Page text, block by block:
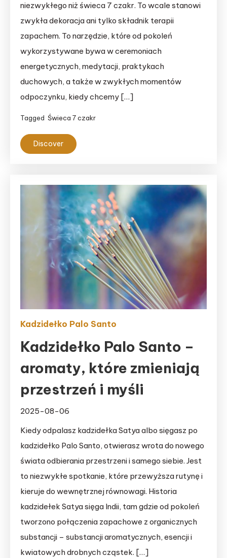
niezwykłego niż świeca 7 czakr. To wcale stanowi
zwykła dekoracja ani tylko składnik terapii
zapachem. To narzędzie, które od pokoleń
wykorzystywane bywa w ceremoniach
energetycznych, medytacji, praktykach
duchowych, a także w zwykłych momentów
odpoczynku, kiedy chcemy […]
Tagged Świeca 7 czakr
Discover
Kadzidełko Palo Santo
Kadzidełko Palo Santo –
aromaty, które zmieniają
przestrzeń i myśli
2025-08-06
Kiedy odpalasz kadzidełka Satya albo sięgasz po
kadzidełko Palo Santo, otwierasz wrota do nowego
świata odbierania przestrzeni i samego siebie. Jest
to niezwykłe spotkanie, które przewyższa rutynę i
kieruje do wewnętrznej równowagi. Historia
kadzidełek Satya sięga Indii, tam gdzie od pokoleń
tworzono połączenia zapachowe z organicznych
substancji – substancji aromatycznych, esencji i
kwiatowych drobnych cząstek. […]